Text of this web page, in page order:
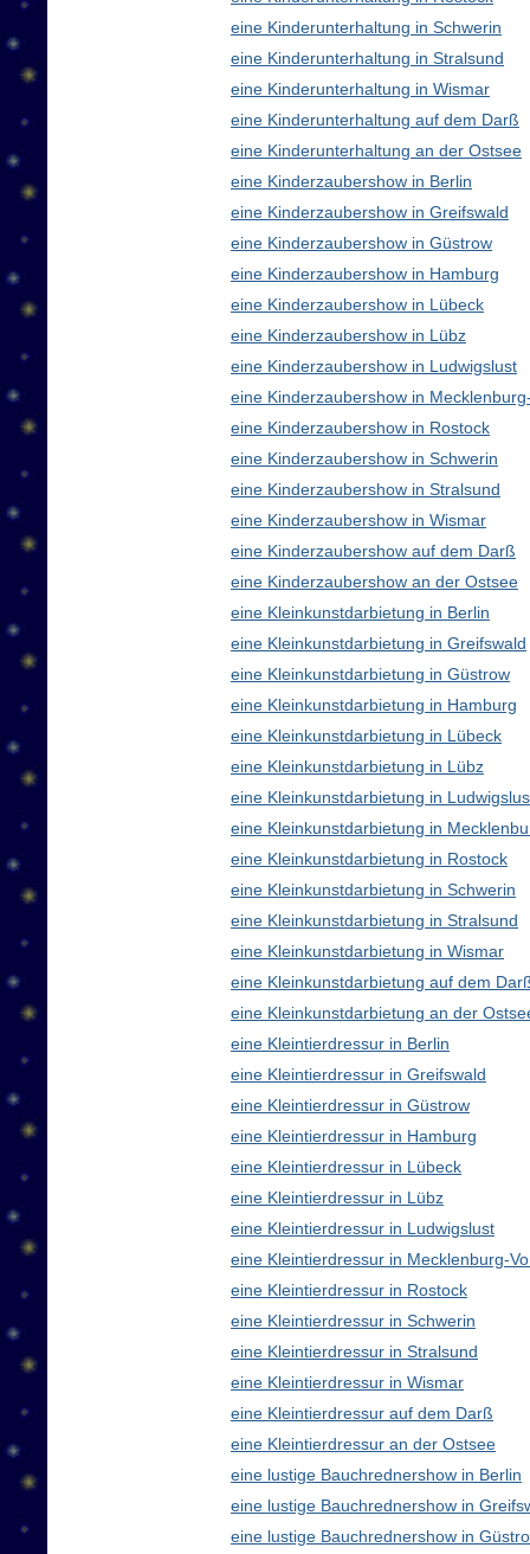
eine Kinderunterhaltung in Schwerin
eine Kinderunterhaltung in Stralsund
eine Kinderunterhaltung in Wismar
eine Kinderunterhaltung auf dem Darß
eine Kinderunterhaltung an der Ostsee
eine Kinderzaubershow in Berlin
eine Kinderzaubershow in Greifswald
eine Kinderzaubershow in Güstrow
eine Kinderzaubershow in Hamburg
eine Kinderzaubershow in Lübeck
eine Kinderzaubershow in Lübz
eine Kinderzaubershow in Ludwigslust
eine Kinderzaubershow in
eine Kinderzaubershow in Rostock
eine Kinderzaubershow in Schwerin
eine Kinderzaubershow in Stralsund
eine Kinderzaubershow in Wismar
eine Kinderzaubershow auf dem Darß
eine Kinderzaubershow an der Ostsee
eine Kleinkunstdarbietung in Berlin
eine Kleinkunstdarbietung in Greifswald
eine Kleinkunstdarbietung in Güstrow
eine Kleinkunstdarbietung in Hamburg
eine Kleinkunstdarbietung in Lübeck
eine Kleinkunstdarbietung in Lübz
eine Kleinkunstdarbietung in
eine Kleinkunstdarbietung in
eine Kleinkunstdarbietung in Rostock
eine Kleinkunstdarbietung in Schwerin
eine Kleinkunstdarbietung in Stralsund
eine Kleinkunstdarbietung in Wismar
eine Kleinkunstdarbietung auf dem
eine Kleinkunstdarbietung an der
eine Kleintierdressur in Berlin
eine Kleintierdressur in Greifswald
eine Kleintierdressur in Güstrow
eine Kleintierdressur in Hamburg
eine Kleintierdressur in Lübeck
eine Kleintierdressur in Lübz
eine Kleintierdressur in Ludwigslust
eine Kleintierdressur in Mecklenburg-
eine Kleintierdressur in Rostock
eine Kleintierdressur in Schwerin
eine Kleintierdressur in Stralsund
eine Kleintierdressur in Wismar
eine Kleintierdressur auf dem Darß
eine Kleintierdressur an der Ostsee
eine lustige Bauchrednershow in Berlin
eine lustige Bauchrednershow in
eine lustige Bauchrednershow in